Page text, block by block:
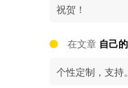
祝贺！
在文章 自己
个性定制，支持